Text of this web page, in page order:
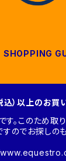
SHOPPING
）以上のお買
このため取
のでお探しの